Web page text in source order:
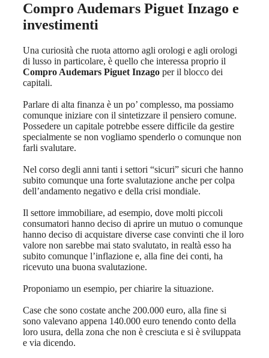
Compro Audemars Piguet Inzago e
investimenti
Una curiosità che ruota attorno agli orologi e agli orologi
di lusso in particolare, è quello che interessa proprio il
Compro Audemars Piguet Inzago per il blocco dei
capitali.
Parlare di alta finanza è un po’ complesso, ma possiamo
comunque iniziare con il sintetizzare il pensiero comune.
Possedere un capitale potrebbe essere difficile da gestire
specialmente se non vogliamo spenderlo o comunque non
farli svalutare.
Nel corso degli anni tanti i settori “sicuri” sicuri che hanno
subito comunque una forte svalutazione anche per colpa
dell’andamento negativo e della crisi mondiale.
Il settore immobiliare, ad esempio, dove molti piccoli
consumatori hanno deciso di aprire un mutuo o comunque
hanno deciso di acquistare diverse case convinti che il loro
valore non sarebbe mai stato svalutato, in realtà esso ha
subito comunque l’inflazione e, alla fine dei conti, ha
ricevuto una buona svalutazione.
Proponiamo un esempio, per chiarire la situazione.
Case che sono costate anche 200.000 euro, alla fine si
sono valevano appena 140.000 euro tenendo conto della
loro usura, della zona che non è cresciuta e si è sviluppata
e via dicendo.